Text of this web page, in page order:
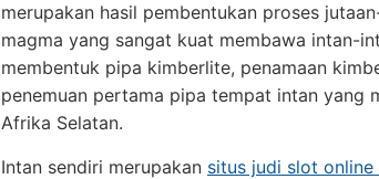
merupakan hasil pembentukan proses
magma yang sangat kuat membawa intan-
membentuk pipa kimberlite, penamaan
penemuan pertama pipa tempat intan yang
Afrika Selatan.
Intan sendiri merupakan situs judi slot online